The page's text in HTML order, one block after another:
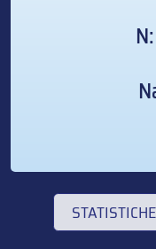
STATISTICHE